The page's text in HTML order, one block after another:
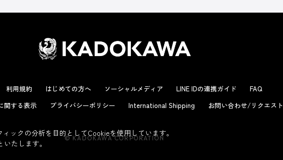
利用規約 はじめての方へ ソーシャルメディア LINE IDの連携ガイド
FAQ
関する表示
プライバシーポリシー International Shipping お問い合わせ/リクエスト
© KADOKAWA CORPORATION
ックの分析を目的としてCookieを使用しています。
たします。